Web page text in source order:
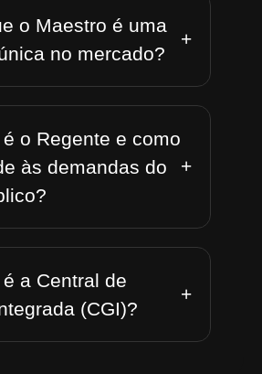
o Maestro é uma
no mercado?
+
o Regente e como
às demandas do
+
a Central de
(CGI)?
+